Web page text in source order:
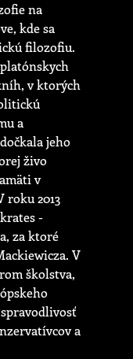
na
kde sa
filozofiu.
v ktorých
a
jeho
živo
v
roku 2013
-
za ktoré
V
školstva,
a